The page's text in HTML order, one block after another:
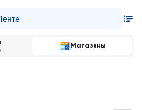
Магазины